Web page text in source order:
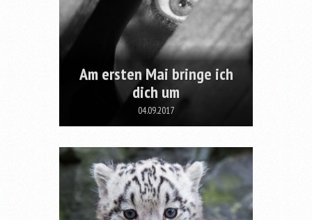
Am ersten Mai bringe ich
dich um
04.09.2017